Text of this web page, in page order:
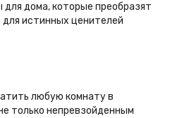
дома, которые преобразят
истинных ценителей
любую комнату в
только непревзойденным